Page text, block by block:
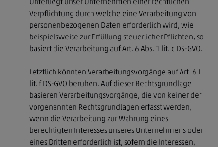
Verpflichtung durch welche eine Verarbeitung von
personenbezogenen Daten erforderlich wird, wie
beispielsweise zur Erfüllung steuerlicher Pflichten, so
basiert die Verarbeitung auf Art. 6 Abs. 1 lit. c DS-GVO.
Letztlich könnten Verarbeitungsvorgänge auf Art. 6 I
lit. f DS-GVO beruhen. Auf dieser Rechtsgrundlage
basieren Verarbeitungsvorgänge, die von keiner der
vorgenannten Rechtsgrundlagen erfasst werden,
wenn die Verarbeitung zur Wahrung eines
berechtigten Interesses unseres Unternehmens oder
eines Dritten erforderlich ist, sofern die Interessen,